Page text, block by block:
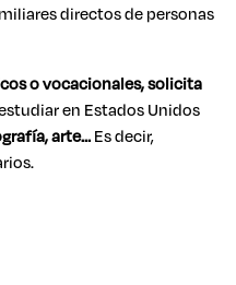
directos de personas
o vocacionales, solicita
en Estados Unidos
arte…Es decir,